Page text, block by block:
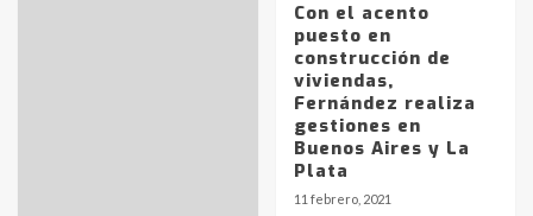
Con el acento
puesto en
construcción de
viviendas,
Fernández realiza
gestiones en
Buenos Aires y La
Plata
11 febrero, 2021